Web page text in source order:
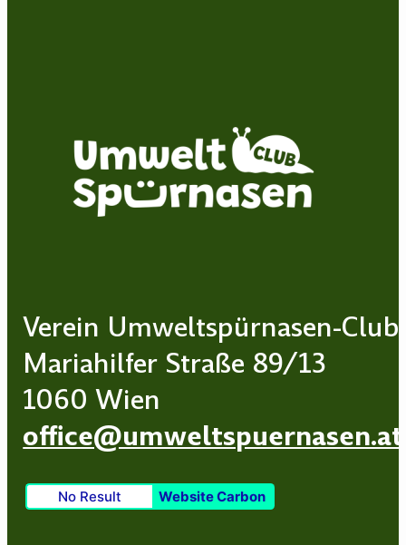
Verein Umweltspürnasen-Club
Mariahilfer Straße 89/13
1060 Wien
office@umweltspuernasen.at
No Result Website Carbon